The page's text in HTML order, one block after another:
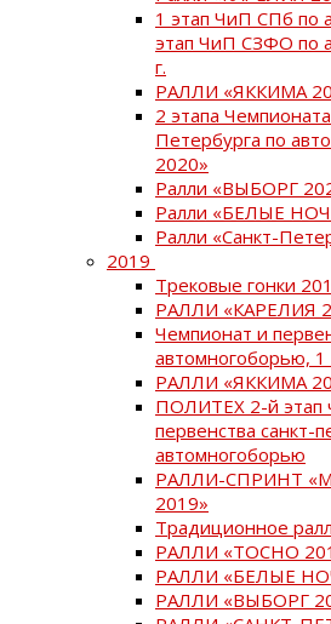
1 этап ЧиП СПб по
этап ЧиП СЗФО по
г.
РАЛЛИ «ЯККИМА
2 этапа
Петербурга по
2020»
Ралли «ВЫБОРГ
Ралли «БЕЛЫЕ
Ралли «Санкт-
2019
Трековые гонки
РАЛЛИ «КАРЕЛИЯ
Чемпионат и
автомногоборью, 1
РАЛЛИ «ЯККИМА
ПОЛИТЕХ 2-й этап
первенства санкт-
автомногоборью
РАЛЛИ-СПРИНТ
2019»
Традиционное
РАЛЛИ «ТОСНО
РАЛЛИ «БЕЛЫЕ
РАЛЛИ «ВЫБОРГ